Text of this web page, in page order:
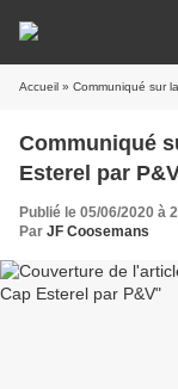
Accueil » Communiqué sur
Communiqué
Esterel par
Publié le 05/06/2020 à
Par JF Coosemans